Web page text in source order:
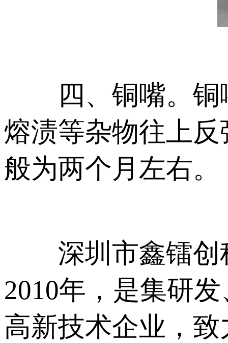
四、铜嘴。铜
熔渍等杂物往上
般为两个月左右。
深圳市鑫镭创
2010年，是集研
高新技术企业，